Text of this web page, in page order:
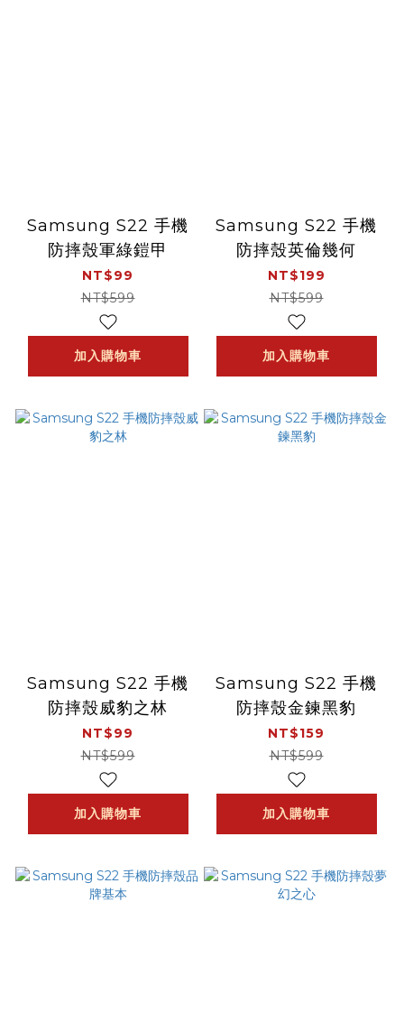
Samsung S22 手機
防摔殼軍綠鎧甲
NT$99
NT$599
加入購物車
Samsung S22 手機
防摔殼英倫幾何
NT$199
NT$599
加入購物車
Samsung S22 手機
防摔殼威豹之林
NT$99
NT$599
加入購物車
Samsung S22 手機
防摔殼金鍊黑豹
NT$159
NT$599
加入購物車